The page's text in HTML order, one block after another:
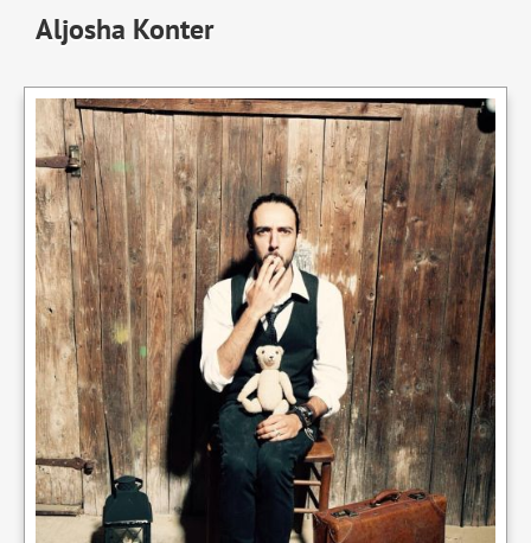
Aljosha Konter